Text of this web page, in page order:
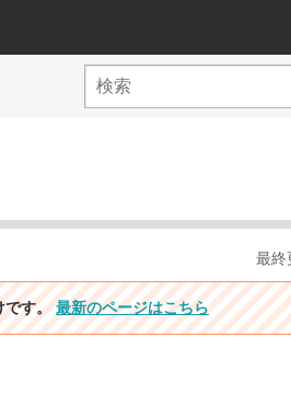
最終
です。最新のページはこちら